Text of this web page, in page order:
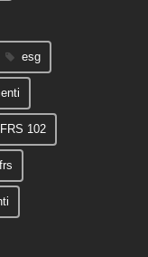
esg
FRS 102